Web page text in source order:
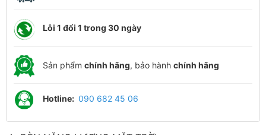
Lỗi 1 đổi 1 trong 30 ngày
Sản phẩm chính hãng, bảo hành chính hãng
Hotline: 090 682 45 06